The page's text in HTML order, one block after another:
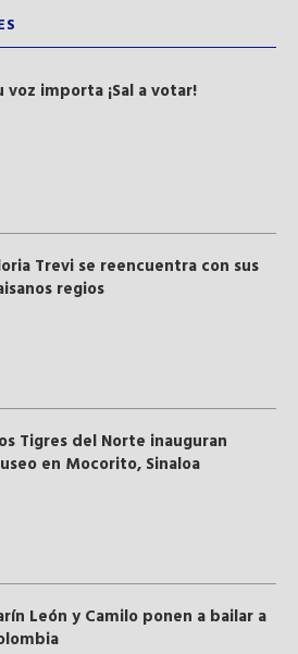
voz importa ¡Sal a votar!
Trevi se reencuentra con sus
regios
Tigres del Norte inauguran
en Mocorito, Sinaloa
León y Camilo ponen a bailar a